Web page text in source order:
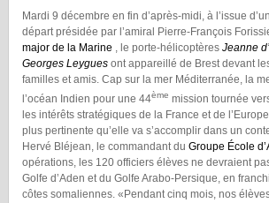
Mardi 9 décembre en fin d’après-midi, à l’issue
départ présidée par l’amiral Pierre-François
major de la Marine , le porte-hélicoptères Jeanne
Georges Leygues ont appareillé de Brest devant
familles et amis. Cap sur la mer Méditerranée, la
l’océan Indien pour une 44ème mission tournée
les intérêts stratégiques de la France et de
plus pertinente qu’elle va s’accomplir dans un
Hervé Bléjean, le commandant du Groupe École
opérations, les 120 officiers élèves ne devraient
Golfe d’Aden et du Golfe Arabo-Persique, en
côtes somaliennes. «Pendant cinq mois, nos